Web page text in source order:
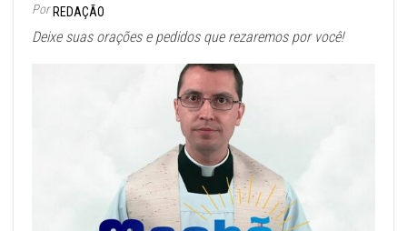
Por REDAÇÃO
Deixe suas orações e pedidos que rezaremos por você!